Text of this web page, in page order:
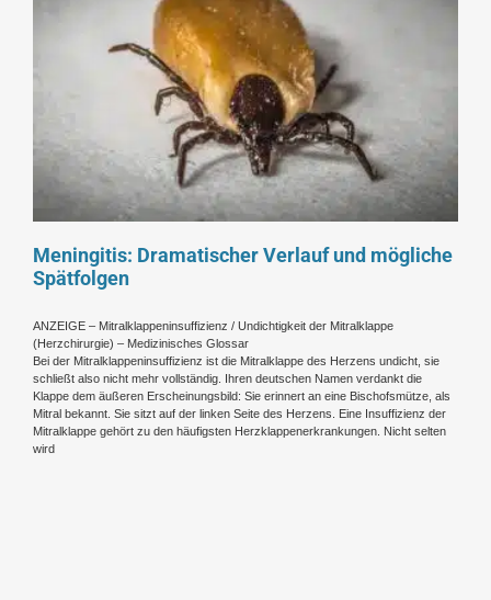
Meningitis: Dramatischer Verlauf und mögliche
Spätfolgen
ANZEIGE – Mitralklappeninsuffizienz / Undichtigkeit der Mitralklappe
(Herzchirurgie) – Medizinisches Glossar
Bei der Mitralklappeninsuffizienz ist die Mitralklappe des Herzens undicht, sie
schließt also nicht mehr vollständig. Ihren deutschen Namen verdankt die
Klappe dem äußeren Erscheinungsbild: Sie erinnert an eine Bischofsmütze, als
Mitral bekannt. Sie sitzt auf der linken Seite des Herzens. Eine Insuffizienz der
Mitralklappe gehört zu den häufigsten Herzklappenerkrankungen. Nicht selten
wird